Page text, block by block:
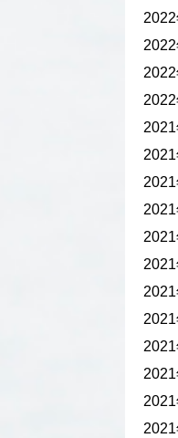
2022
2022
2022
2022
2021
2021
2021
2021
2021
2021
2021
2021
2021